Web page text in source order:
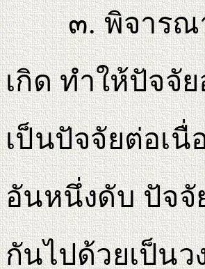
๓. พิจารณาใ
เกิด ทําให้ปัจจั
เป็นปัจจัยต่อเนื่
อันหนึ่งดับ ปัจจั
กันไปด้วยเป็น